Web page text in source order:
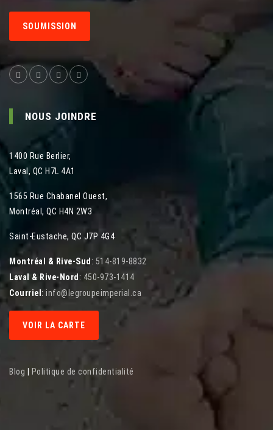
SOUMISSION
NOUS JOINDRE
1400 Rue Berlier,
Laval , QC H7L 4A1
1565 Rue Chabanel Ouest,
Montréal , QC H4N 2W3
Saint-Eustache, QC J7P 4G4
Montréal & Rive-Sud : 514-819-8832
Laval & Rive-Nord : 450-973-1414
Courriel : info@legroupeimperial.ca
VOIR LA CARTE
Blog Politique de confidentialité